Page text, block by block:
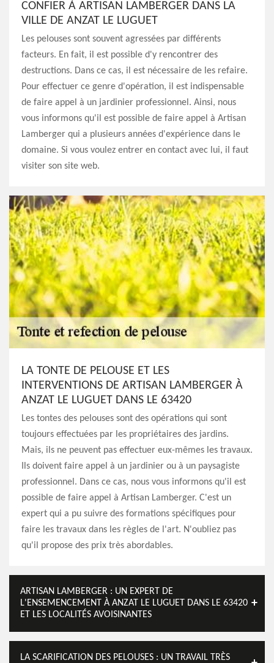
CONFIER À ARTISAN LAMBERGER DANS LA
VILLE DE ANZAT LE LUGUET
Les pelouses sont souvent agressées par différents
facteurs. En fait, il est possible d'y rencontrer des
destructions. Dans ce cas, il est nécessaire de les refaire.
Pour effectuer ce genre d'opération, il est indispensable
de faire appel à un jardinier professionnel. Ainsi, nous
vous informons qu'il est possible de faire appel à Artisan
Lamberger qui a plusieurs années d'expérience dans le
domaine. Si vous voulez entrer en contact avec lui, il faut
visiter son site web.
LA TONTE DE PELOUSE ET LES
INTERVENTIONS DE ARTISAN LAMBERGER À
ANZAT LE LUGUET DANS LE 63420
Les tontes des pelouses sont des opérations qui sont
toujours effectuées par les propriétaires des jardins.
Mais, ils ne peuvent pas effectuer eux-mêmes les travaux.
Ils doivent faire appel à un jardinier ou à un paysagiste
professionnel. Dans ce cas, nous vous informons qu'il est
possible de faire appel à Artisan Lamberger. C'est un
expert qui a pu suivre des formations spécifiques pour
faire les travaux dans les règles de l'art. N'oubliez pas
qu'il propose des prix très abordables.
ARTISAN LAMBERGER : UN EXPERT DE
L'ENSEMENCEMENT À ANZAT LE LUGUET DANS LE 63420
ET LES LOCALITÉS AVOISINANTES
LA SCARIFICATION DES PELOUSES : UN TRAVAIL TRÈS